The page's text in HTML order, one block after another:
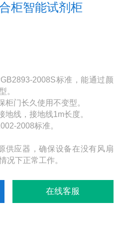
柜智能试剂柜
2008S标准，能通过颜
。
柜门长久使用不变型。
地线，接地线1m长度。
2008标准。
供应器，确保设备在没有风扇
况下正常工作。
在线客服